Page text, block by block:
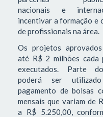
nacionais e
incentivar a formação e
de profissionais na área.
Os projetos
até R$ 2 milhões cada
executados. Parte
poderá ser
pagamento de bolsas
mensais que variam de
a R$ 5.250,00,